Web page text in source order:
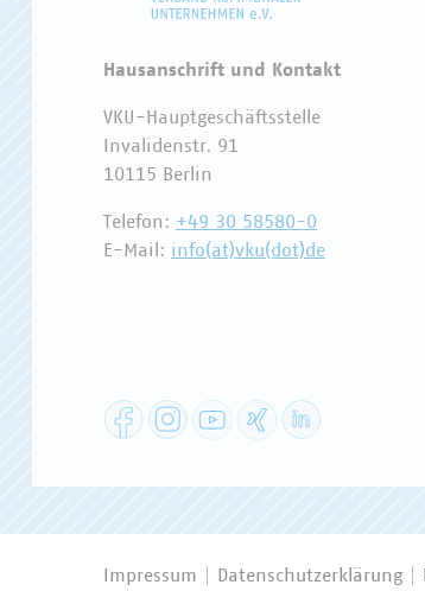
Hausanschrift und Kontakt
VKU-Hauptgeschäftsstelle
Invalidenstr. 91
10115 Berlin
Telefon: +49 30 58580-0
E-Mail: info(at)vku(dot)de
FacebookInstagramYouTube XING
Impressum Datenschutzerklärung